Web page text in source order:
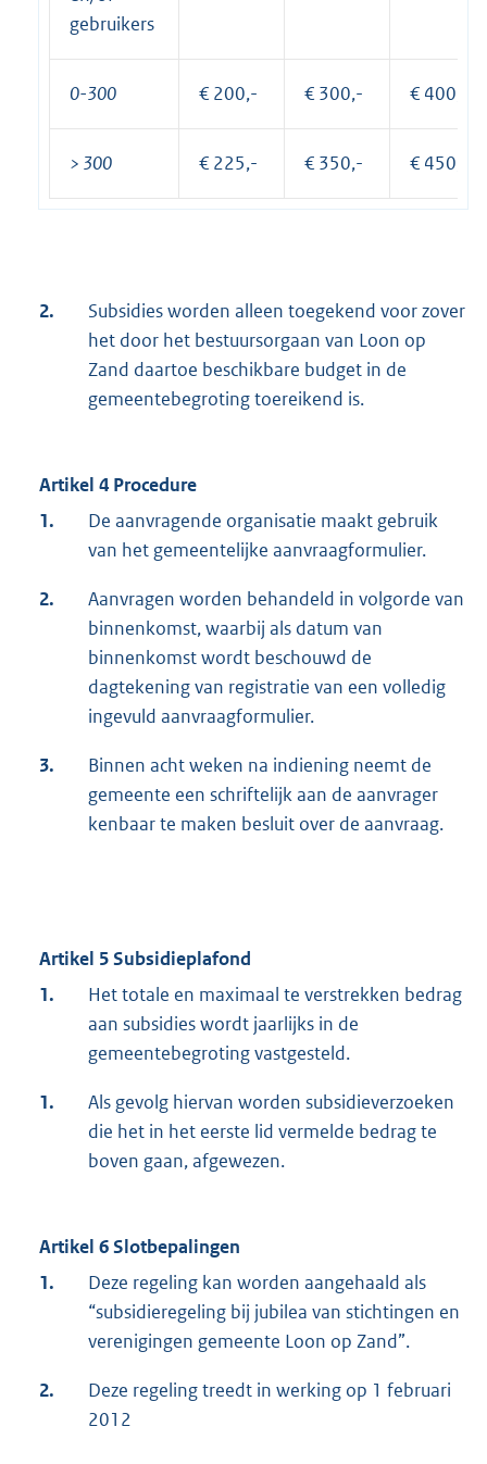
gebruikers
0-300 € 200,- € 300,- € 400,-
> 300 € 225,- € 350,- € 450,-
2.
Subsidies worden alleen toegekend voor zover
het door het bestuursorgaan van Loon op
Zand daartoe beschikbare budget in de
gemeentebegroting toereikend is.
Artikel 4 Procedure
1.
De aanvragende organisatie maakt gebruik
van het gemeentelijke aanvraagformulier.
2.
Aanvragen worden behandeld in volgorde van
binnenkomst, waarbij als datum van
binnenkomst wordt beschouwd de
dagtekening van registratie van een volledig
ingevuld aanvraagformulier.
3.
Binnen acht weken na indiening neemt de
gemeente een schriftelijk aan de aanvrager
kenbaar te maken besluit over de aanvraag.
Artikel 5 Subsidieplafond
1.
Het totale en maximaal te verstrekken bedrag
aan subsidies wordt jaarlijks in de
gemeentebegroting vastgesteld.
1.
Als gevolg hiervan worden subsidieverzoeken
die het in het eerste lid vermelde bedrag te
boven gaan, afgewezen.
Artikel 6 Slotbepalingen
1.
Deze regeling kan worden aangehaald als
“subsidieregeling bij jubilea van stichtingen en
verenigingen gemeente Loon op Zand”.
2.
Deze regeling treedt in werking op 1 februari
2012